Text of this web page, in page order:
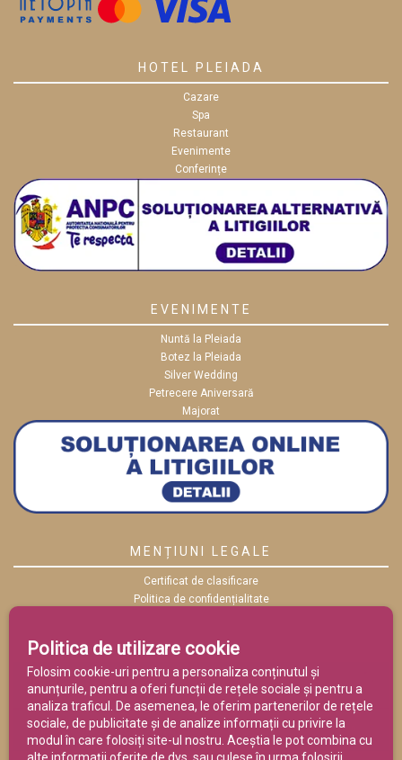
HOTEL PLEIADA
Cazare
Spa
Restaurant
Evenimente
Conferințe
EVENIMENTE
Nuntă la Pleiada
Botez la Pleiada
Silver Wedding
Petrecere Aniversară
Majorat
MENȚIUNI LEGALE
Certificat de clasificare
Politica de confidențialitate
Termeni și condiții
Politica de utilizare cookie
Folosim cookie-uri pentru a personaliza conținutul și
anunțurile, pentru a oferi funcții de rețele sociale și pentru a
analiza traficul. De asemenea, le oferim partenerilor de rețele
sociale, de publicitate și de analize informații cu privire la
modul în care folosiți site-ul nostru. Aceștia le pot combina cu